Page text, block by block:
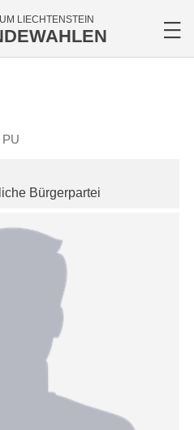
LIECHTENSTEIN
PU
Bürgerpartei